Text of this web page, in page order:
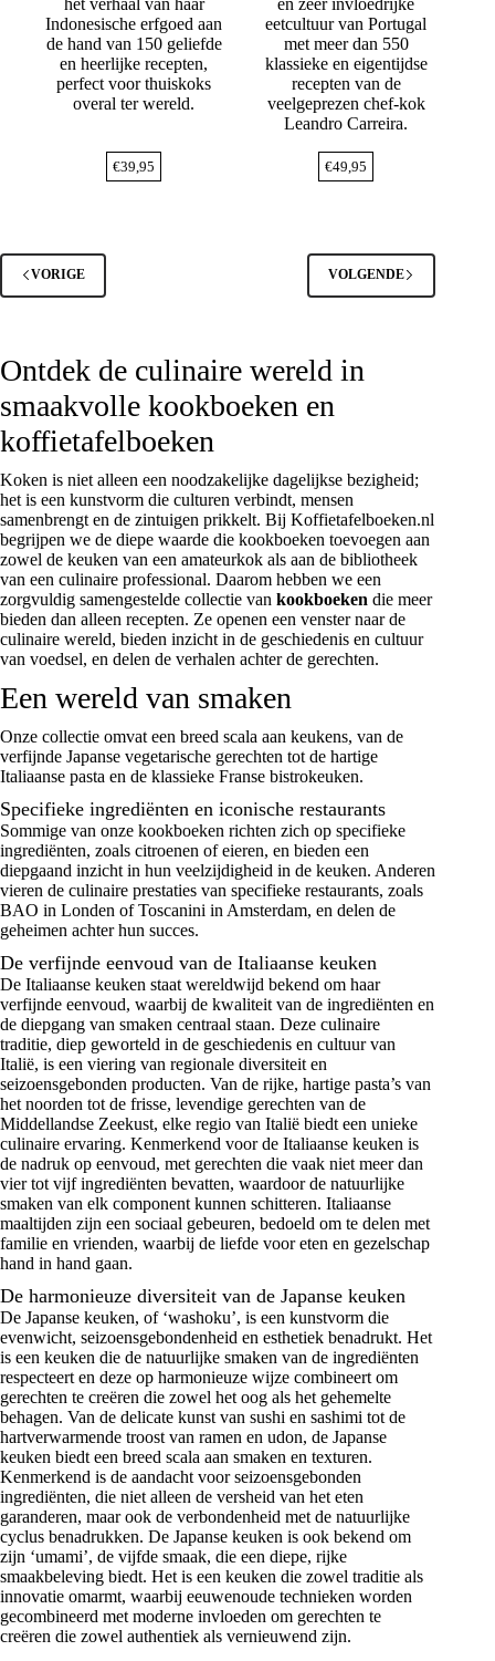
het verhaal van haar
Indonesische erfgoed aan
de hand van 150 geliefde
en heerlijke recepten,
perfect voor thuiskoks
overal ter wereld.
€39,95
en zeer invloedrijke
eetcultuur van Portugal
met meer dan 550
klassieke en eigentijdse
recepten van de
veelgeprezen chef-kok
Leandro Carreira.
€49,95
VORIGE VOLGENDE
Ontdek de culinaire wereld in
smaakvolle kookboeken en
koffietafelboeken
Koken is niet alleen een noodzakelijke dagelijkse bezigheid;
het is een kunstvorm die culturen verbindt, mensen
samenbrengt en de zintuigen prikkelt. Bij Koffietafelboeken.nl
begrijpen we de diepe waarde die kookboeken toevoegen aan
zowel de keuken van een amateurkok als aan de bibliotheek
van een culinaire professional. Daarom hebben we een
zorgvuldig samengestelde collectie van kookboeken die meer
bieden dan alleen recepten. Ze openen een venster naar de
culinaire wereld, bieden inzicht in de geschiedenis en cultuur
van voedsel, en delen de verhalen achter de gerechten.
Een wereld van smaken
Onze collectie omvat een breed scala aan keukens, van de
verfijnde Japanse vegetarische gerechten tot de hartige
Italiaanse pasta en de klassieke Franse bistrokeuken.
Specifieke ingrediënten en iconische restaurants
Sommige van onze kookboeken richten zich op specifieke
ingrediënten, zoals citroenen of eieren, en bieden een
diepgaand inzicht in hun veelzijdigheid in de keuken. Anderen
vieren de culinaire prestaties van specifieke restaurants, zoals
BAO in Londen of Toscanini in Amsterdam, en delen de
geheimen achter hun succes.
De verfijnde eenvoud van de Italiaanse keuken
De Italiaanse keuken staat wereldwijd bekend om haar
verfijnde eenvoud, waarbij de kwaliteit van de ingrediënten en
de diepgang van smaken centraal staan. Deze culinaire
traditie, diep geworteld in de geschiedenis en cultuur van
Italië, is een viering van regionale diversiteit en
seizoensgebonden producten. Van de rijke, hartige pasta’s van
het noorden tot de frisse, levendige gerechten van de
Middellandse Zeekust, elke regio van Italië biedt een unieke
culinaire ervaring. Kenmerkend voor de Italiaanse keuken is
de nadruk op eenvoud, met gerechten die vaak niet meer dan
vier tot vijf ingrediënten bevatten, waardoor de natuurlijke
smaken van elk component kunnen schitteren. Italiaanse
maaltijden zijn een sociaal gebeuren, bedoeld om te delen met
familie en vrienden, waarbij de liefde voor eten en gezelschap
hand in hand gaan.
De harmonieuze diversiteit van de Japanse keuken
De Japanse keuken, of ‘washoku’, is een kunstvorm die
evenwicht, seizoensgebondenheid en esthetiek benadrukt. Het
is een keuken die de natuurlijke smaken van de ingrediënten
respecteert en deze op harmonieuze wijze combineert om
gerechten te creëren die zowel het oog als het gehemelte
behagen. Van de delicate kunst van sushi en sashimi tot de
hartverwarmende troost van ramen en udon, de Japanse
keuken biedt een breed scala aan smaken en texturen.
Kenmerkend is de aandacht voor seizoensgebonden
ingrediënten, die niet alleen de versheid van het eten
garanderen, maar ook de verbondenheid met de natuurlijke
cyclus benadrukken. De Japanse keuken is ook bekend om
zijn ‘umami’, de vijfde smaak, die een diepe, rijke
smaakbeleving biedt. Het is een keuken die zowel traditie als
innovatie omarmt, waarbij eeuwenoude technieken worden
gecombineerd met moderne invloeden om gerechten te
creëren die zowel authentiek als vernieuwend zijn.